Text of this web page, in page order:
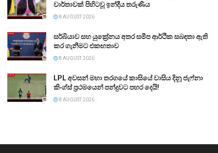
වාර්තාවක් පිහිටවූ ඉන්දීය තරුණිය
8 AUGUST 2026
සර්බියාව සහ යුක්‍රේනය අතර සමීප ආර්ථික සබඳතා ඇති
කර ගැනීමට එකඟතාව
8 AUGUST 2026
LPL අවසන් මහා තරගයේ කාසියේ වාසිය දිනූ ජැෆ්නා
කිංග්ස් ප්‍රථමයෙන් පන්දුවට පහර දෙයි!
8 AUGUST 2026